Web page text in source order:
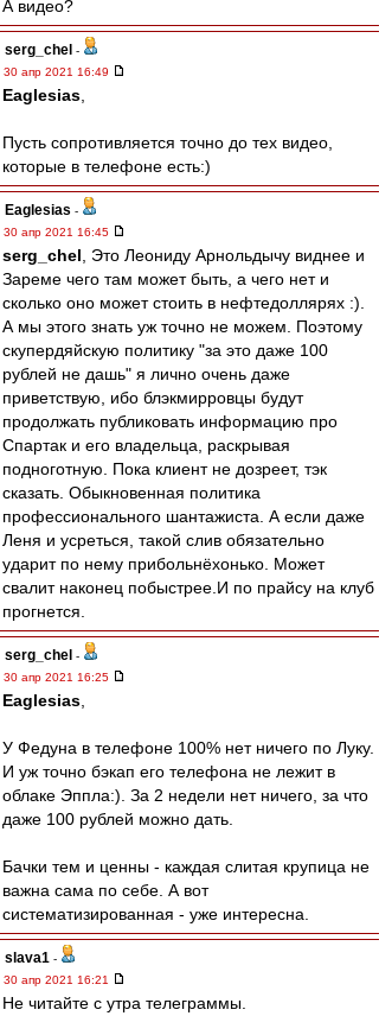
А видео?
serg_chel -
30 апр 2021 16:49
Eaglesias
Пусть сопротивляется точно до тех видео,
которые в телефоне есть:)
Eaglesias -
30 апр 2021 16:45
serg_chel , Это Леониду Арнольдычу виднее и
Зареме чего там может быть, а чего нет и
сколько оно может стоить в нефтедоллярях :).
А мы этого знать уж точно не можем. Поэтому
скупердяйскую политику "за это даже 100
рублей не дашь" я лично очень даже
приветствую, ибо блэкмирровцы будут
продолжать публиковать информацию про
Спартак и его владельца, раскрывая
подноготную. Пока клиент не дозреет, тэк
сказать. Обыкновенная политика
профессионального шантажиста. А если даже
Леня и усреться, такой слив обязательно
ударит по нему прибольнёхонько. Может
свалит наконец побыстрее.И по прайсу на клуб
прогнется.
serg_chel -
30 апр 2021 16:25
Eaglesias
У Федуна в телефоне 100% нет ничего по Луку.
И уж точно бэкап его телефона не лежит в
облаке Эппла:). За 2 недели нет ничего, за что
даже 100 рублей можно дать.
Бачки тем и ценны - каждая слитая крупица не
важна сама по себе. А вот
систематизированная - уже интересна.
slava1 -
30 апр 2021 16:21
Не читайте с утра телеграммы.